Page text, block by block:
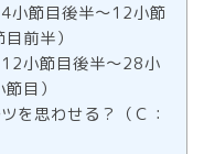
小節目後半～12小節
前半）
小節目後半～28小
目）
を思わせる？（Ｃ：